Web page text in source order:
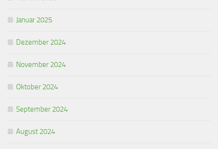
Januar 2025
Dezember 2024
November 2024
Oktober 2024
September 2024
August 2024